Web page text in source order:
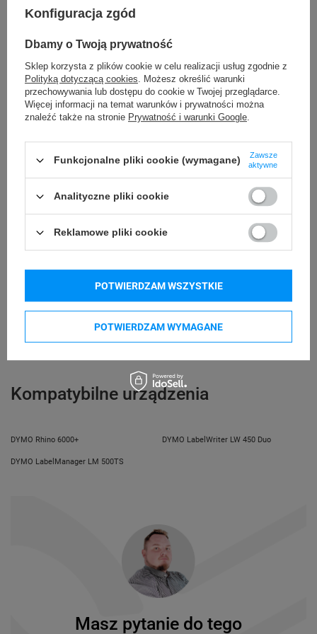
Czarny
Rodzaj kleju taśmy Mocny klej
Długość taśmy 5,5 m
Kod producenta 1805433
Podmiot
odpowiedzialny
Bielska 210
43-400 Cieszyn (Polska)
telefon: 730811399
e-mail: gspr@ptmb.pl
Osoby
Specmark
Bielska 210
43-400 Cieszyn (Polska)
Kompatybilne urządzenia
DYMO Rhino 6000+ DYMO LabelWriter LW 450 Duo
DYMO LabelManager LM 500TS
Masz pytanie do tego
Konfiguracja zgód
Dbamy o Twoją prywatność
Sklep korzysta z plików cookie w celu realizacji usług zgodnie z
Polityką dotyczącą cookies. Możesz określić warunki
przechowywania lub dostępu do cookie w Twojej przeglądarce.
Więcej informacji na temat warunków i prywatności można
znaleźć także na stronie Prywatność i warunki Google.
Funkcjonalne pliki cookie (wymagane)
Zawsze
aktywne
Analityczne pliki cookie
Reklamowe pliki cookie
POTWIERDZAM WYMAGANE
POTWIERDZAM WSZYSTKIE